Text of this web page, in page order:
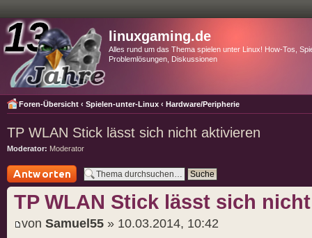
linuxgaming.de
Alles rund um das Thema spielen unter Linux! How-Tos,
Problemlösungen, Diskussionen
Foren-Übersicht ‹ Spielen-unter-Linux ‹ Hardware/Peripherie
TP WLAN Stick lässt sich nicht aktivieren
Moderator: Moderator
Antwort schreiben
TP WLAN Stick lässt sich
von Samuel55 » 10.03.2014, 10:42